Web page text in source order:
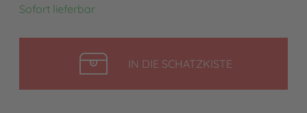
Sofort lieferbar
IN DIE SCHATZKISTELEGEN